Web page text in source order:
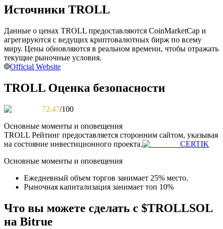
Наслаждайтесь распределением прибыли и комиссиями
Информация
Анализ больших данных, включая торговую информацию
и т. д.
Источники TROLL
Данные о ценах TROLL предоставляются CoinMarketCap и
агрегируются с ведущих криптовалютных бирж по всему
миру. Цены обновляются в реальном времени, чтобы отражать
текущие рыночные условия.
Official Website
TROLL Оценка безопасности
72.47/100
Основные моменты и оповещения
TROLL Рейтинг предоставляется сторонним сайтом, указывая
на состояние инвестиционного проекта.
CERTIK
Основные моменты и оповещения
Ежедневный объем торгов занимает 25% место.
Рыночная капитализация занимает топ 10%
Что вы можете сделать с $TROLLSOL
на Bitrue